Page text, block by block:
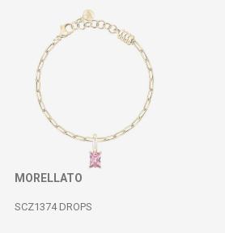
MORELLATO
SCZ1374 DROPS